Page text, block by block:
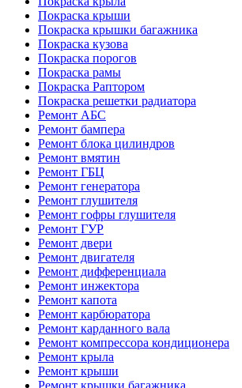
Покраска крыши
Покраска крышки багажника
Покраска кузова
Покраска порогов
Покраска рамы
Покраска Раптором
Покраска решетки радиатора
Ремонт АБС
Ремонт бампера
Ремонт блока цилиндров
Ремонт вмятин
Ремонт ГБЦ
Ремонт генератора
Ремонт глушителя
Ремонт гофры глушителя
Ремонт ГУР
Ремонт двери
Ремонт двигателя
Ремонт дифференциала
Ремонт инжектора
Ремонт капота
Ремонт карбюратора
Ремонт карданного вала
Ремонт компрессора кондиционера
Ремонт крыла
Ремонт крыши